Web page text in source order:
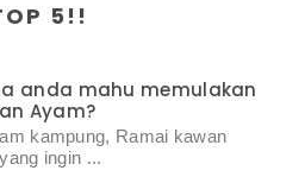
5!!
anda mahu memulakan
Ayam?
kampung, Ramai kawan
ingin ...